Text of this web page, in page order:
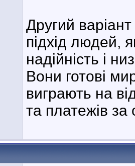
Другий
підхід людей,
надійність і
Вони готові
виграють на
та платежів